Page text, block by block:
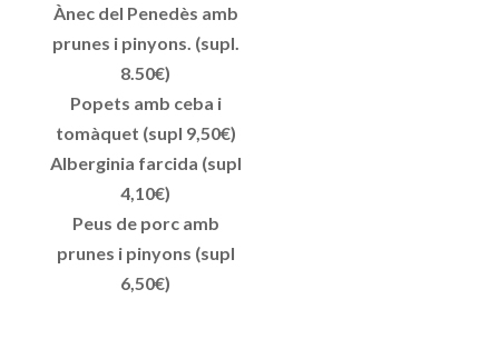
Ànec del Penedès amb
prunes i pinyons. (supl.
8.50€)
Popets amb ceba i
tomàquet (supl 9,50€)
Alberginia farcida (supl
4,10€)
Peus de porc amb
prunes i pinyons (supl
6,50€)